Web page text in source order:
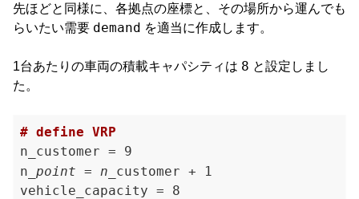
先ほどと同様に、各拠点の座標と、その場所から運んでも
らいたい需要 demand を適当に作成します。
1台あたりの車両の積載キャパシティは 8 と設定しまし
た。
# define VRP
n_customer = 9
n _point = n_ customer + 1
vehicle_capacity = 8